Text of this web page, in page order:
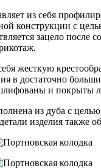
из себя
конструкции с
зацело после
жесткую
в достаточно
и покрыты
из дуба с
изделия также